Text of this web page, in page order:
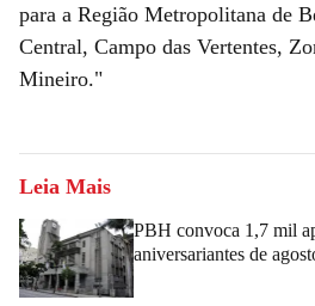
para a Região Metropolitana de
Central, Campo das Vertentes,
Mineiro."
Leia Mais
PBH convoca 1,7 mil
aniversariantes de